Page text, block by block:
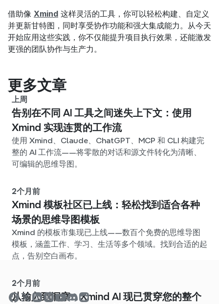
借助像 Xmind 这样灵活的工具，你可以轻松构建、自定义
并更新甘特图，同时享受协作功能和强大集成能力。从今天
开始应用这些实践，你不仅能提升项目执行效果，还能激发
更强的团队协作与生产力。
更多文章
上周
告别在不同 AI 工具之间迷失上下文：使用
Xmind 实现连贯的工作流
使用 Xmind、Claude、ChatGPT、MCP 和 CLI 构建完
整的 AI 工作流——将零散的对话和源文件转化为清晰、
可编辑的思维导图。
2个月前
Xmind 模板社区已上线：轻松找到适合各种
场景的思维导图模板
Xmind 的模板市集现已上线——数百个免费的思维导图
模板，涵盖工作、学习、生活等多个领域。找到合适的起
点，告别空白画布。
2个月前
从输入到洞察：Xmind AI 现已贯穿您的整个